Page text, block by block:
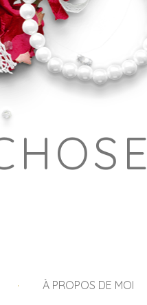
À PROPOS DE MOI